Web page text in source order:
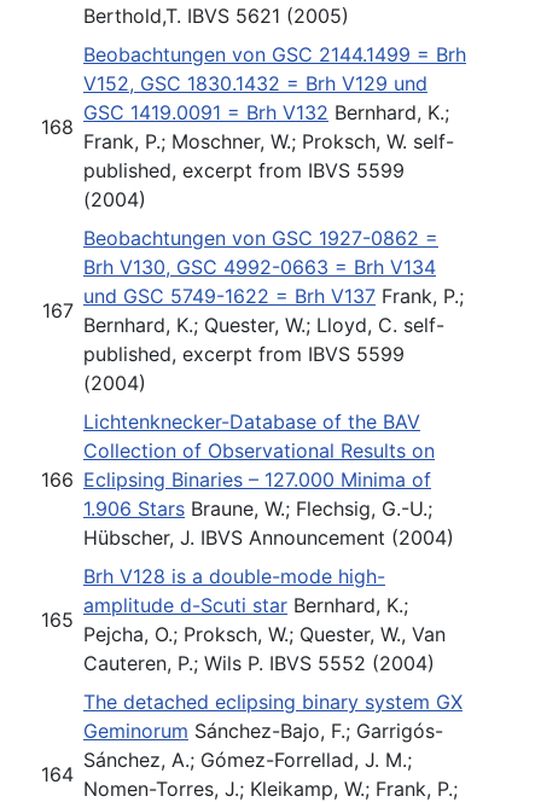
Berthold,T. IBVS 5621 (2005)
168
Beobachtungen von GSC 2144.1499 = Brh
V152, GSC 1830.1432 = Brh V129 und
GSC 1419.0091 = Brh V132 Bernhard, K.;
Frank, P.; Moschner, W.; Proksch, W. self-
published, excerpt from IBVS 5599
(2004)
167
Beobachtungen von GSC 1927-0862 =
Brh V130, GSC 4992-0663 = Brh V134
und GSC 5749-1622 = Brh V137 Frank, P.;
Bernhard, K.; Quester, W.; Lloyd, C. self-
published, excerpt from IBVS 5599
(2004)
166
Lichtenknecker-Database of the BAV
Collection of Observational Results on
Eclipsing Binaries – 127.000 Minima of
1.906 Stars Braune, W.; Flechsig, G.-U.;
Hübscher, J. IBVS Announcement (2004)
165
Brh V128 is a double-mode high-
amplitude d-Scuti star Bernhard, K.;
Pejcha, O.; Proksch, W.; Quester, W., Van
Cauteren, P.; Wils P. IBVS 5552 (2004)
164
The detached eclipsing binary system GX
Geminorum Sánchez-Bajo, F.; Garrigós-
Sánchez, A.; Gómez-Forrellad, J. M.;
Nomen-Torres, J.; Kleikamp, W.; Frank, P.;